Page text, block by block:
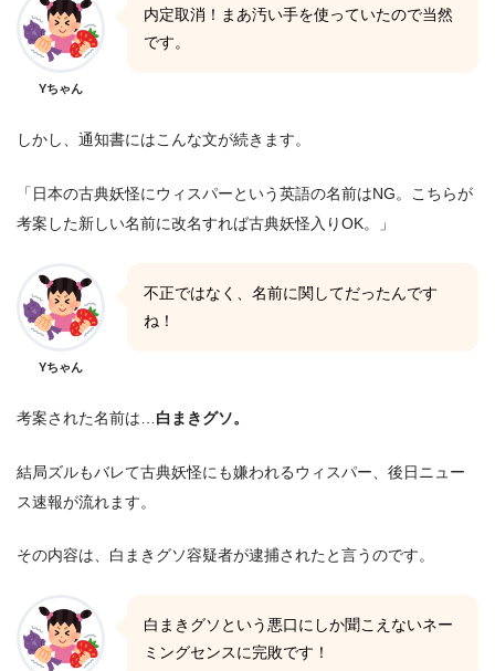
Yちゃん
内定取消！まあ汚い手を使っていたので当然
です。
しかし、通知書にはこんな文が続きます。
「日本の古典妖怪にウィスパーという英語の名前はNG。こちらが
考案した新しい名前に改名すれば古典妖怪入りOK。」
Yちゃん
不正ではなく、名前に関してだったんです
ね！
考案された名前は… 白まきグソ。
結局ズルもバレて古典妖怪にも嫌われるウィスパー、後日ニュー
ス速報が流れます。
その内容は、白まきグソ容疑者が逮捕されたと言うのです。
白まきグソという悪口にしか聞こえないネー
ミングセンスに完敗です！